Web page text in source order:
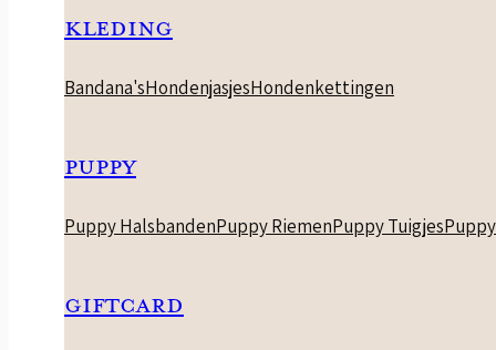
KLEDING
Bandana'sHondenjasjesHondenkettingen
PUPPY
Puppy HalsbandenPuppy RiemenPuppy Tuigjes
GIFTCARD